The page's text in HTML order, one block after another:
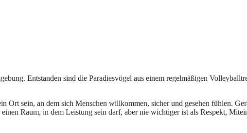
Entstanden sind die Paradiesvögel aus einem regelmäßigen
Ort sein, an dem sich Menschen willkommen, sicher und gesehen fühlen.
Raum, in dem Leistung sein darf, aber nie wichtiger ist als Respekt,